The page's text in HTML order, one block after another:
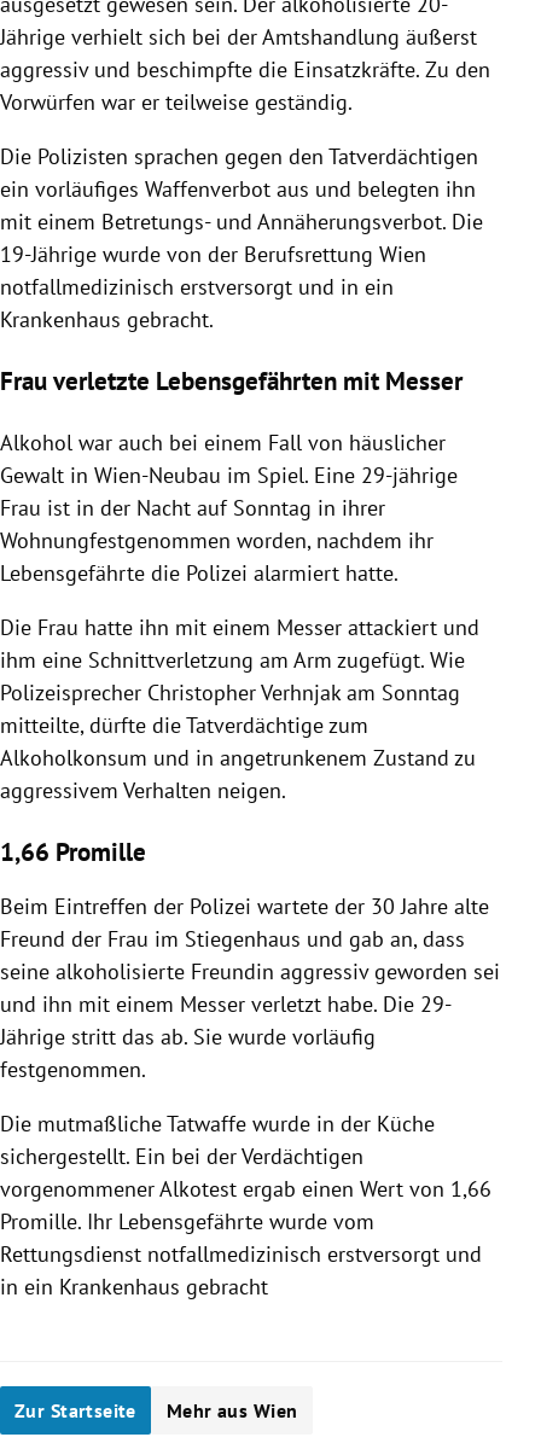
Jährige verhielt sich bei der Amtshandlung äußerst
aggressiv und beschimpfte die Einsatzkräfte. Zu den
Vorwürfen war er teilweise geständig.
Die Polizisten sprachen gegen den Tatverdächtigen
ein vorläufiges Waffenverbot aus und belegten ihn
mit einem Betretungs- und Annäherungsverbot. Die
19-Jährige wurde von der Berufsrettung Wien
notfallmedizinisch erstversorgt und in ein
Krankenhaus gebracht.
Frau verletzte Lebensgefährten mit Messer
Alkohol war auch bei einem Fall von häuslicher
Gewalt in Wien-Neubau im Spiel. Eine 29-jährige
Frau ist in der Nacht auf Sonntag in ihrer
Wohnungfestgenommen worden, nachdem ihr
Lebensgefährte die Polizei alarmiert hatte.
Die Frau hatte ihn mit einem Messer attackiert und
ihm eine Schnittverletzung am Arm zugefügt. Wie
Polizeisprecher Christopher Verhnjak am Sonntag
mitteilte, dürfte die Tatverdächtige zum
Alkoholkonsum und in angetrunkenem Zustand zu
aggressivem Verhalten neigen.
1,66 Promille
Beim Eintreffen der Polizei wartete der 30 Jahre alte
Freund der Frau im Stiegenhaus und gab an, dass
seine alkoholisierte Freundin aggressiv geworden sei
und ihn mit einem Messer verletzt habe. Die 29-
Jährige stritt das ab. Sie wurde vorläufig
festgenommen.
Die mutmaßliche Tatwaffe wurde in der Küche
sichergestellt. Ein bei der Verdächtigen
vorgenommener Alkotest ergab einen Wert von 1,66
Promille. Ihr Lebensgefährte wurde vom
Rettungsdienst notfallmedizinisch erstversorgt und
in ein Krankenhaus gebracht
Zur Startseite Mehr aus Wien